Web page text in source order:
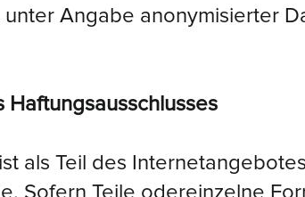
Angabe anonymisierter
Haftungsausschlusses
als Teil des